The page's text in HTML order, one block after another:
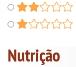
Nutrição